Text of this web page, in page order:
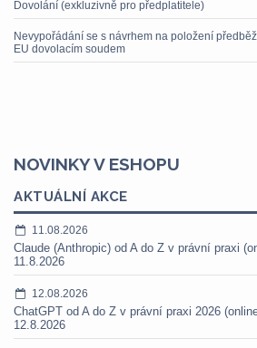
Dovolání (exkluzivně pro předplatitele)
Nevypořádání se s návrhem na položení
EU dovolacím soudem
NOVINKY V ESHOPU
AKTUÁLNÍ AKCE
11.08.2026
Claude (Anthropic) od A do Z v právní praxi
11.8.2026
12.08.2026
ChatGPT od A do Z v právní praxi 2026
12.8.2026